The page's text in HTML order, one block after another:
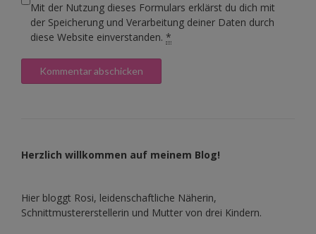
Mit der Nutzung dieses Formulars erklärst du dich mit
der Speicherung und Verarbeitung deiner Daten durch
diese Website einverstanden. *
Herzlich willkommen auf meinem Blog!
Hier bloggt Rosi, leidenschaftliche Näherin,
Schnittmustererstellerin und Mutter von drei Kindern.